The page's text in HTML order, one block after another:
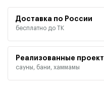
Доставка по России
бесплатно до ТК
Реализованные
сауны, бани, хаммамы